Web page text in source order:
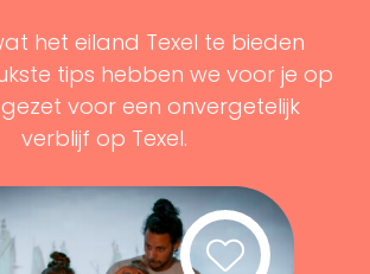
het eiland Texel te bieden
tips hebben we voor je op
voor een onvergetelijk
verblijf op Texel.